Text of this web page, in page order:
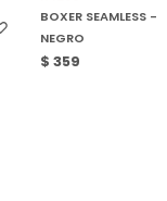
BOXER SEAMLESS -
NEGRO
$ 359